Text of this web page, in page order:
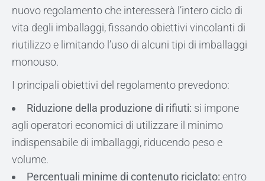
nuovo regolamento che interesserà l’intero ciclo di
vita degli imballaggi, fissando obiettivi vincolanti di
riutilizzo e limitando l’uso di alcuni tipi di imballaggi
monouso.
I principali obiettivi del regolamento prevedono:
Riduzione della produzione di rifiuti: si impone
agli operatori economici di utilizzare il minimo
indispensabile di imballaggi, riducendo peso e
volume.
Percentuali minime di contenuto riciclato: entro